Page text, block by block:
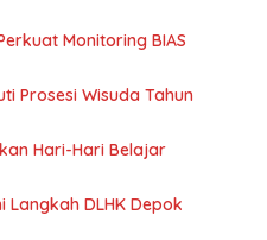
Monitoring BIAS
Prosesi Wisuda Tahun
Hari-Hari Belajar
Langkah DLHK Depok